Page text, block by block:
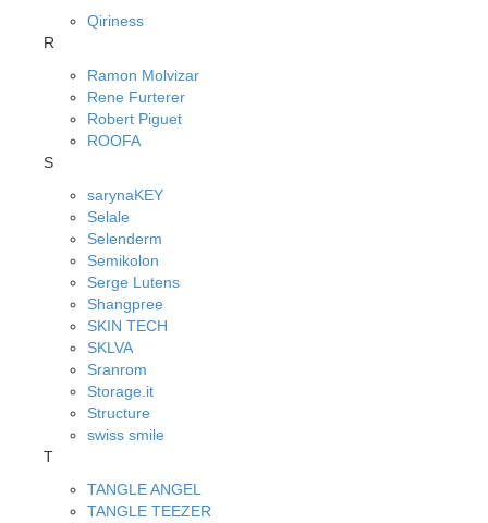
Qiriness
R
Ramon Molvizar
Rene Furterer
Robert Piguet
ROOFA
S
sarynaKEY
Selale
Selenderm
Semikolon
Serge Lutens
Shangpree
SKIN TECH
SKLVA
Sranrom
Storage.it
Structure
swiss smile
T
TANGLE ANGEL
TANGLE TEEZER